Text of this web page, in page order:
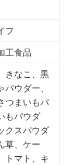
フ
工食品
きなこ、黒
ウダー、
つまいもパ
もパウダ
クスパウダ
草、ケー
トマト、キ